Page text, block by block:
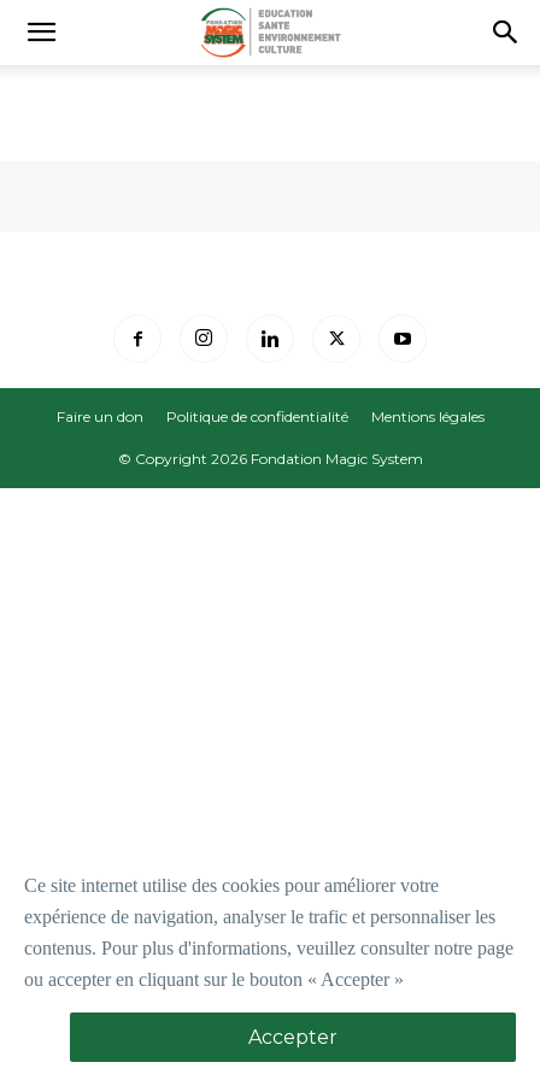
Faire un don Politique de confidentialité Mentions légales
© Copyright 2026 Fondation Magic System
Ce site internet utilise des cookies pour améliorer votre
expérience de navigation, analyser le trafic et personnaliser les
contenus. Pour plus d'informations, veuillez consulter notre page
ou accepter en cliquant sur le bouton « Accepter »
Accepter